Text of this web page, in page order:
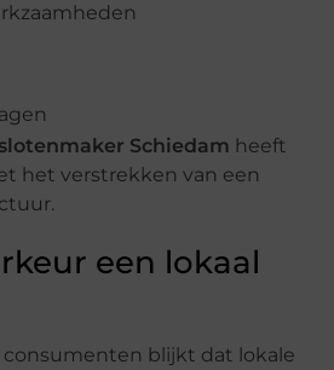
slotenmaker Schiedam heeft
het verstrekken van een
een lokaal
consumenten blijkt dat lokale